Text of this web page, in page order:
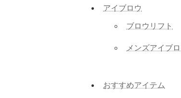
アイブロウ
ブロウリフト
メンズアイブ
おすすめアイテム